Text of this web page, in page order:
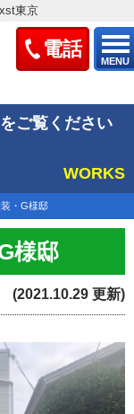
電話
MENU
東京
ご覧ください
WORKS
装・G様邸
様邸
(2021.10.29 更新)